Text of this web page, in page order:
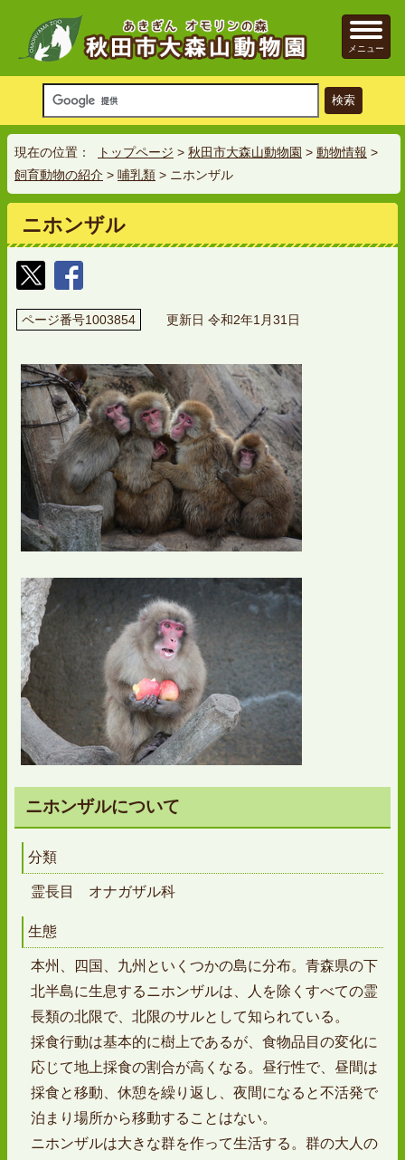
メニュー
現在の位置： トップページ > 秋田市大森山動物園 > 動物情報 >
飼育動物の紹介 > 哺乳類 > ニホンザル
ニホンザル
ページ番号1003854 更新日 令和2年1月31日
ニホンザルについて
分類
霊長目 オナガザル科
生態
本州、四国、九州といくつかの島に分布。青森県の下
北半島に生息するニホンザルは、人を除くすべての霊
長類の北限で、北限のサルとして知られている。
採食行動は基本的に樹上であるが、食物品目の変化に
応じて地上採食の割合が高くなる。昼行性で、昼間は
採食と移動、休憩を繰り返し、夜間になると不活発で
泊まり場所から移動することはない。
ニホンザルは大きな群を作って生活する。群の大人の